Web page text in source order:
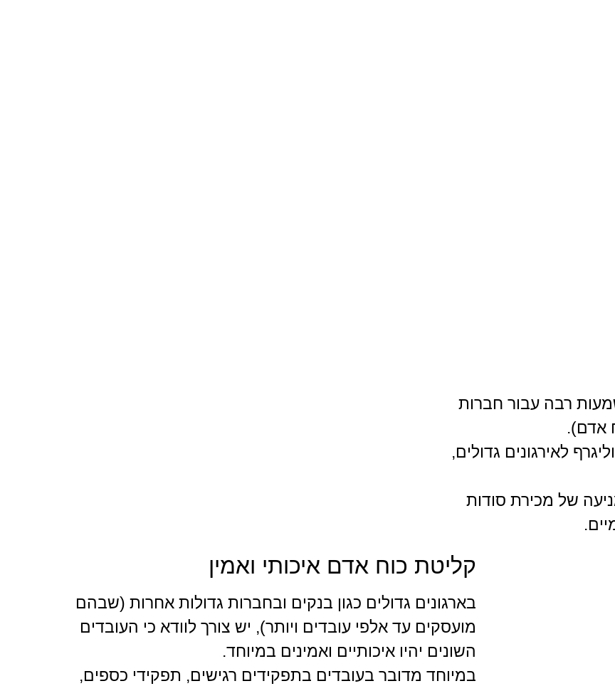
רבה עבור חברות
אדם).
לאירגונים גדולים,
של מכירת סודות
קליטת כוח אדם איכותי ואמין
בארגונים גדולים כגון בנקים ובחברות גדולות אחרות (שבהם
מועסקים עד אלפי עובדים ויותר), יש צורך לוודא כי העובדים
השונים יהיו איכותיים ואמינים במיוחד.
במיוחד מדובר בעובדים בתפקידים רגישים, תפקידי כספים,